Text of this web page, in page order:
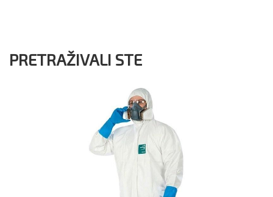
PRETRAŽIVALI STE